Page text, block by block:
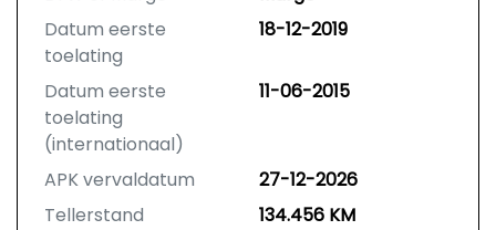
Datum eerste
toelating
18-12-2019
Datum eerste
toelating
(internationaal)
11-06-2015
APK vervaldatum
27-12-2026
Tellerstand
134.456 KM